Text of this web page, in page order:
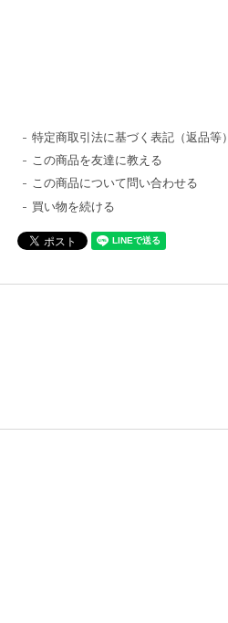
特定商取引法に基づく表記（返品等）
この商品を友達に教える
この商品について問い合わせる
買い物を続ける